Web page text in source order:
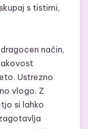
s tistimi,
način,
Ustrezno
vlogo. Z
si lahko